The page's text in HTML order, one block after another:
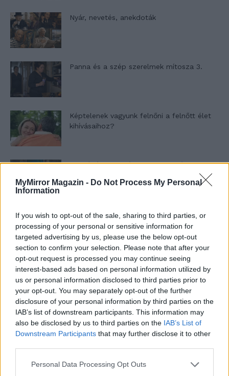
MyMirror Magazin - Do Not Process My Personal
Information
If you wish to opt-out of the sale, sharing to third parties, or
processing of your personal or sensitive information for
targeted advertising by us, please use the below opt-out
section to confirm your selection. Please note that after your
opt-out request is processed you may continue seeing
interest-based ads based on personal information utilized by
us or personal information disclosed to third parties prior to
your opt-out. You may separately opt-out of the further
disclosure of your personal information by third parties on the
IAB’s list of downstream participants. This information may
also be disclosed by us to third parties on the IAB’s List of
Downstream Participants that may further disclose it to other
Personal Data Processing Opt Outs
Nyár, nevetés, anekdoták
Panna és a szép szerelmek mítosza 3.
Képtelenek vagyunk felnőni a felnőtt élet
kihívásaihoz?
Altatógázos rablások Olaszországban
A kislány, akit nem védett meg senki –
Lyhanna története
T. Barnett: Gyilkosság a Garda-tónál 12.
rész
T. szereti a fiatal lányokat 13. rész
Minka 10. rész